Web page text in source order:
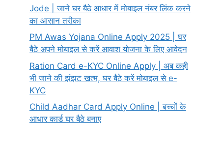
Jode | जाने घर बैठे आधार में मोबाइल नंबर लिंक करने
का आसान तरीका
PM Awas Yojana Online Apply 2025 | घर
बैठे अपने मोबाइल से करें आवाश योजना के लिए आवेदन
Ration Card e-KYC Online Apply | अब कही
भी जाने की झंझट खत्म, घर बैठे करें मोबाइल से e-
KYC
Child Aadhar Card Apply Online | बच्चों के
आधार कार्ड घर बैठे बनाए